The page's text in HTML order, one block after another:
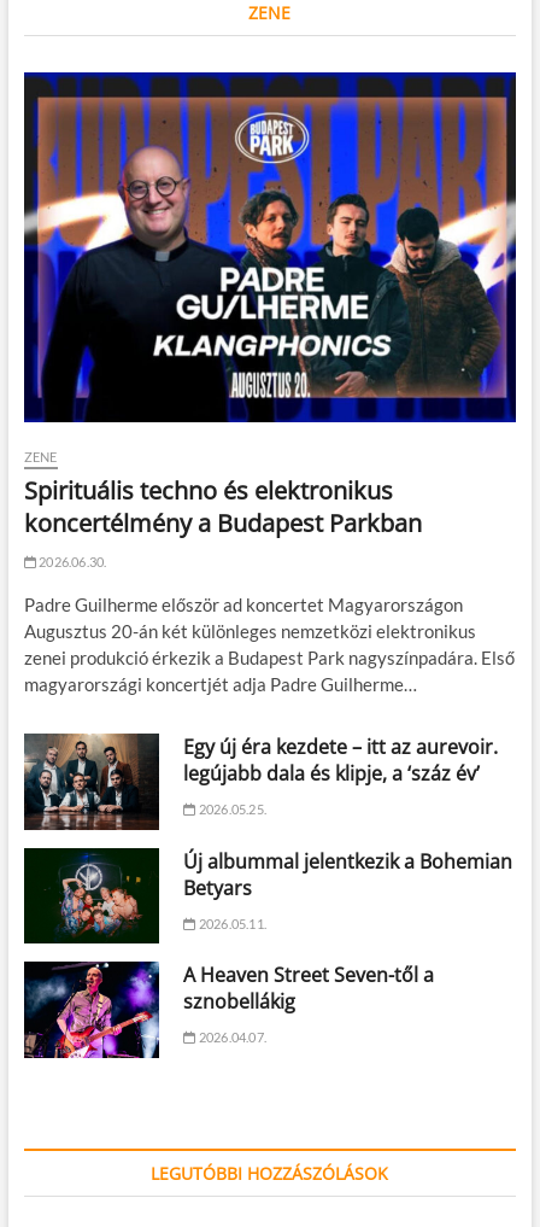
ZENE
ZENE
Spirituális techno és elektronikus
koncertélmény a Budapest Parkban
2026.06.30.
Padre Guilherme először ad koncertet Magyarországon
Augusztus 20-án két különleges nemzetközi elektronikus
zenei produkció érkezik a Budapest Park nagyszínpadára. Első
magyarországi koncertjét adja Padre Guilherme…
Egy új éra kezdete – itt az aurevoir.
legújabb dala és klipje, a ‘száz év’
2026.05.25.
Új albummal jelentkezik a Bohemian
Betyars
2026.05.11.
A Heaven Street Seven-től a
sznobellákig
2026.04.07.
LEGUTÓBBI HOZZÁSZÓLÁSOK